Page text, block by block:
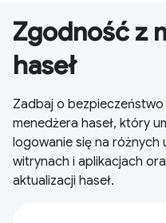
Zgodność z
haseł
Zadbaj o
menedżera haseł, który
logowanie się na różnych
witrynach i aplikacjach
aktualizacji haseł.